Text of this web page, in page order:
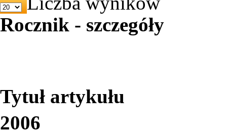
Rocznik - szczegóły
Tytuł artykułu
2006